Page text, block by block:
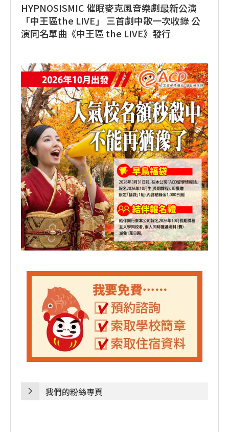
HYPNOSISMIC 催眠麥克風音樂劇最新公演
「中王區the LIVE」 三首劇中歌一次收錄 公
演同名單曲《中王區 the LIVE》發行
我們的粉絲專頁